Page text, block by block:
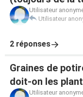
Utilisateur
Utilisateur
2 réponses
Graines de
doit-on les
Utilisateur